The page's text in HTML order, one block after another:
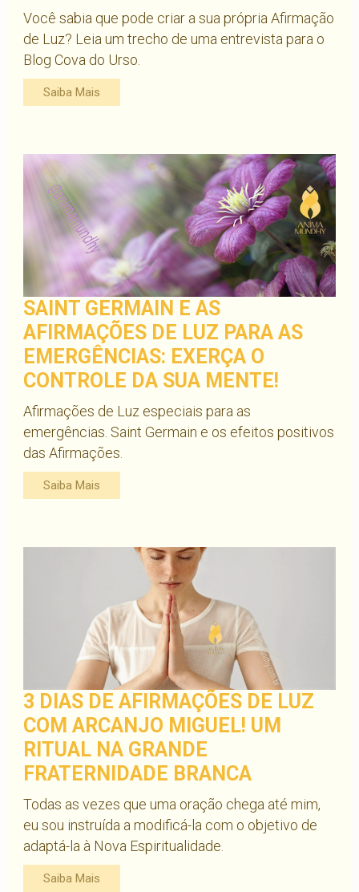
Você sabia que pode criar a sua própria Afirmação
de Luz? Leia um trecho de uma entrevista para o
Blog Cova do Urso.
Saiba Mais
SAINT GERMAIN E AS
AFIRMAÇÕES DE LUZ PARA AS
EMERGÊNCIAS: EXERÇA O
CONTROLE DA SUA MENTE!
Afirmações de Luz especiais para as
emergências. Saint Germain e os efeitos positivos
das Afirmações.
Saiba Mais
3 DIAS DE AFIRMAÇÕES DE LUZ
COM ARCANJO MIGUEL! UM
RITUAL NA GRANDE
FRATERNIDADE BRANCA
Todas as vezes que uma oração chega até mim,
eu sou instruída a modificá-la com o objetivo de
adaptá-la à Nova Espiritualidade.
Saiba Mais